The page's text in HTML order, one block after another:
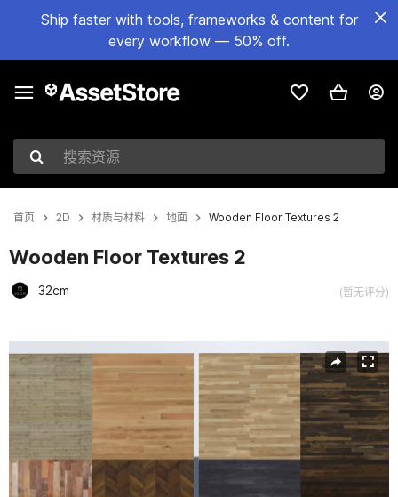
Ship faster with tools, frameworks & content for
every workflow — 50% off.
搜索资源
首页 2D 材质与材料 地面 Wooden Floor Textures 2
Wooden Floor Textures 2
32cm (暂无评分)
当前幻灯片：1 / 26